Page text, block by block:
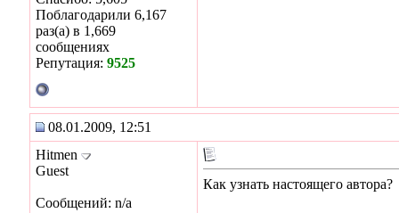
Поблагодарили 6,167
раз(а) в 1,669
сообщениях
Репутация: 9525
08.01.2009, 12:51
Hitmen
Guest
Сообщений: n/a
Как узнать настоящего автора?